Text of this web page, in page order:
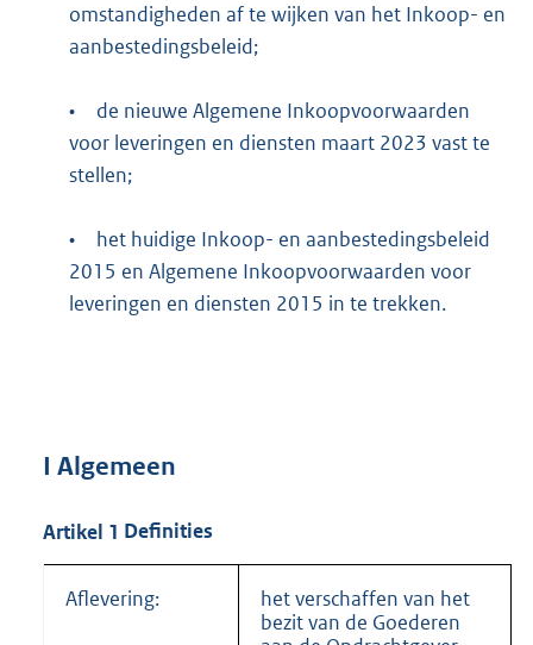
omstandigheden af te wijken van het Inkoop- en
aanbestedingsbeleid;
•
de nieuwe Algemene Inkoopvoorwaarden
voor leveringen en diensten maart 2023 vast te
stellen;
•
het huidige Inkoop- en aanbestedingsbeleid
2015 en Algemene Inkoopvoorwaarden voor
leveringen en diensten 2015 in te trekken.
I Algemeen
Artikel 1 Definities
Aflevering:
het verschaffen van het
bezit van de Goederen